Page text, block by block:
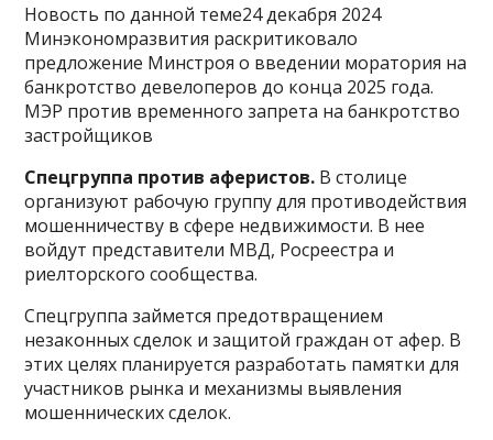
Новость по данной теме24 декабря 2024
Минэкономразвития раскритиковало
предложение Минстроя о введении моратория на
банкротство девелоперов до конца 2025 года.
МЭР против временного запрета на банкротство
застройщиков
Спецгруппа против аферистов. В столице
организуют рабочую группу для противодействия
мошенничеству в сфере недвижимости. В нее
войдут представители МВД, Росреестра и
риелторского сообщества.
Спецгруппа займется предотвращением
незаконных сделок и защитой граждан от афер. В
этих целях планируется разработать памятки для
участников рынка и механизмы выявления
мошеннических сделок.